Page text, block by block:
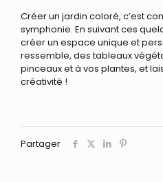
Créer un jardin coloré, c’est
symphonie. En suivant ces
créer un espace unique et
ressemble, des tableaux
pinceaux et à vos plantes, et
créativité !
Partager